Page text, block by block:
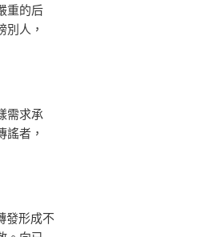
重的后
人，
需求承
者，
發形成不